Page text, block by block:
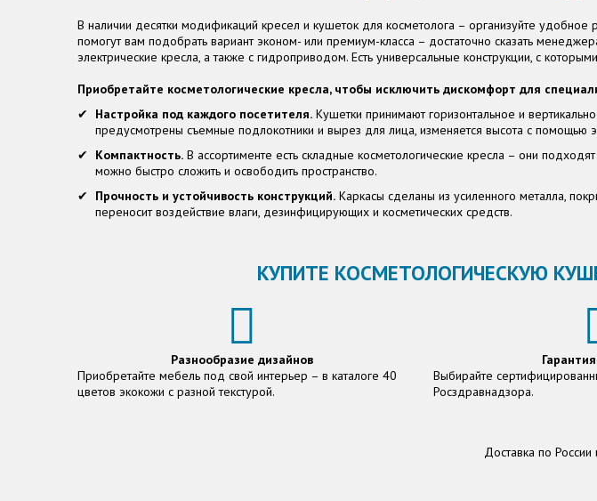
В наличии десятки модификаций кресел и кушеток для косметолога – организуйте
помогут вам подобрать вариант эконом- или премиум-класса – достаточно сказать
электрические кресла, а также с гидроприводом. Есть универсальные конструкции, с
Приобретайте косметологические кресла, чтобы исключить дискомфорт для
Настройка под каждого посетителя. Кушетки принимают горизонтальное и
предусмотрены съемные подлокотники и вырез для лица, изменяется высота с помощью
Компактность. В ассортименте есть складные косметологические кресла – они
можно быстро сложить и освободить пространство.
Прочность и устойчивость конструкций. Каркасы сделаны из усиленного металла,
переносит воздействие влаги, дезинфицирующих и косметических средств.
КУПИТЕ КОСМЕТОЛОГИЧЕСКУЮ
Разнообразие дизайнов
Приобретайте мебель под свой интерьер – в каталоге 40
цветов экокожи с разной текстурой.
Выбирайте
Росздравнадзора.
Доставка по